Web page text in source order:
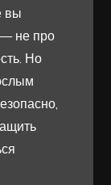
вы
— не про
Но